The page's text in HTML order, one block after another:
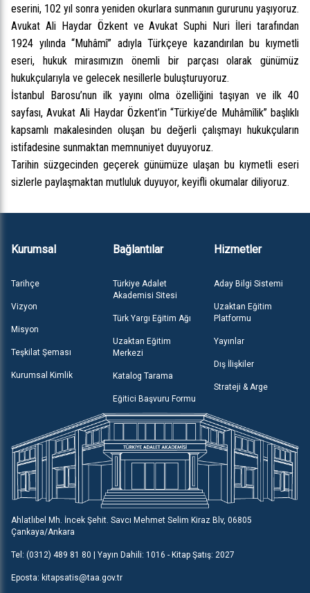
eserini, 102 yıl sonra yeniden okurlara sunmanın gururunu yaşıyoruz.
Avukat Ali Haydar Özkent ve Avukat Suphi Nuri İleri tarafından
1924 yılında “Muhâmî” adıyla Türkçeye kazandırılan bu kıymetli
eseri, hukuk mirasımızın önemli bir parçası olarak günümüz
hukukçularıyla ve gelecek nesillerle buluşturuyoruz.
İstanbul Barosu’nun ilk yayını olma özelliğini taşıyan ve ilk 40
sayfası, Avukat Ali Haydar Özkent’in “Türkiye’de Muhâmîlik” başlıklı
kapsamlı makalesinden oluşan bu değerli çalışmayı hukukçuların
istifadesine sunmaktan memnuniyet duyuyoruz.
Tarihin süzgecinden geçerek günümüze ulaşan bu kıymetli eseri
sizlerle paylaşmaktan mutluluk duyuyor, keyifli okumalar diliyoruz.
Kurumsal
Tarihçe
Vizyon
Misyon
Teşkilat Şeması
Kurumsal Kimlik
Bağlantılar
Türkiye Adalet
Akademisi Sitesi
Türk Yargı Eğitim Ağı
Uzaktan Eğitim
Merkezi
Katalog Tarama
Eğitici Başvuru Formu
Hizmetler
Aday Bilgi Sistemi
Uzaktan Eğitim
Platformu
Yayınlar
Dış İlişkiler
Strateji & Arge
Ahlatlıbel Mh. İncek Şehit. Savcı Mehmet Selim Kiraz Blv, 06805
Çankaya/Ankara
Tel: (0312) 489 81 80 | Yayın Dahili: 1016 - Kitap Şatış: 2027
Eposta: kitapsatis@taa.gov.tr